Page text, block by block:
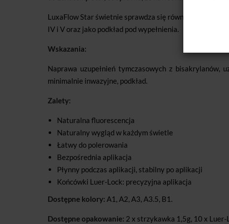
LuxaFlow Star świetnie sprawdza się równie w
IV i V oraz jako podkład pod wypełnienia.
Wskazania:
Naprawa uzupełnień tymczasowych z bisakrylanów,
minimalnie inwazyjne, podkład.
Zalety:
Naturalna fluorescencja
Naturalny wygląd w każdym świetle
Łatwy do polerowania
Bezpośrednia aplikacja
Płynny podczas aplikacji, stabilny po aplikacji
Końcówki Luer-Lock: precyzyjna aplikacja
Dostępne kolory: A1, A2, A3, A3.5, B1.
Dostępne opakowanie: 2 x strzykawka 1,5g, 10 x Luer-